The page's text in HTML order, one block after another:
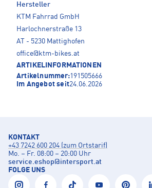
Hersteller
KTM Fahrrad GmbH
Harlochnerstraße 13
AT - 5230 Mattighofen
office@ktm-bikes.at
ARTIKELINFORMATIONEN
Artikelnummer:191505666
Im Angebot seit24.06.2026
KONTAKT
+43 7242 600 204 (zum Ortstarif)
Mo. – Fr. 08:00 – 20:00 Uhr
service.eshop@intersport.at
FOLGE UNS